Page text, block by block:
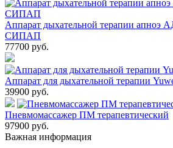
Аппарат дыхательной терапии апноэ
СИПАП
77700 руб.
Аппарат для дыхательной терапии
39900 руб.
Пневмомассажер ПМ терапевтический
97900 руб.
Важная информация